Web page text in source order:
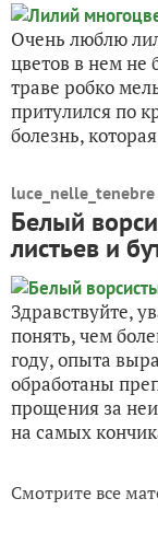
Очень люблю
цветов в нем не
траве робко
притулился по
болезнь,
luce_nelle_tenebre
Белый
листьев и
Здравствуйте,
понять, чем
году, опыта
обработаны
прощения за
на самых
Смотрите все